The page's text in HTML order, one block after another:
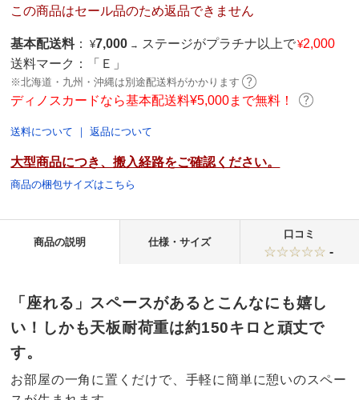
この商品はセール品のため返品できません
基本配送料 ： ¥7,000 → ステージがプラチナ以上で¥2,000
送料マーク：
「Ｅ」
※北海道・九州・沖縄は別途配送料がかかります
ディノスカードなら基本配送料¥5,000まで無料！
送料について ｜返品について
大型商品につき、搬入経路をご確認ください。
商品の梱包サイズはこちら
商品の説明 仕様・サイズ
口コミ
-
「座れる」スペースがあるとこんなにも嬉し
い！しかも天板耐荷重は約150キロと頑丈で
す。
お部屋の一角に置くだけで、手軽に簡単に憩いのスペー